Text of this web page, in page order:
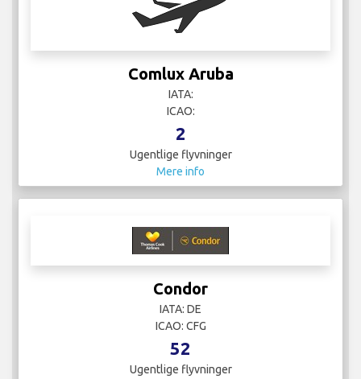
Comlux Aruba
IATA:
ICAO:
2
Ugentlige flyvninger
Mere info
Condor
IATA: DE
ICAO: CFG
52
Ugentlige flyvninger